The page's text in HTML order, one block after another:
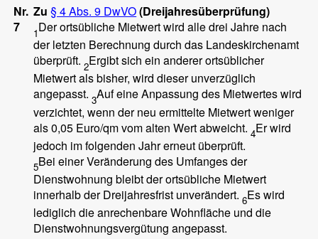
Nr.
7
Zu§ 4 Abs. 9 DwVO(Dreijahresüberprüfung)
1Der ortsübliche Mietwert wird alle drei Jahre nach
der letzten Berechnung durch das Landeskirchenamt
überprüft. 2Ergibt sich ein anderer ortsüblicher
Mietwert als bisher, wird dieser unverzüglich
angepasst. 3Auf eine Anpassung des Mietwertes wird
verzichtet, wenn der neu ermittelte Mietwert weniger
als 0,05 Euro/qm vom alten Wert abweicht. 4Er wird
jedoch im folgenden Jahr erneut überprüft.
5Bei einer Veränderung des Umfanges der
Dienstwohnung bleibt der ortsübliche Mietwert
innerhalb der Dreijahresfrist unverändert. 6Es wird
lediglich die anrechenbare Wohnfläche und die
Dienstwohnungsvergütung angepasst.